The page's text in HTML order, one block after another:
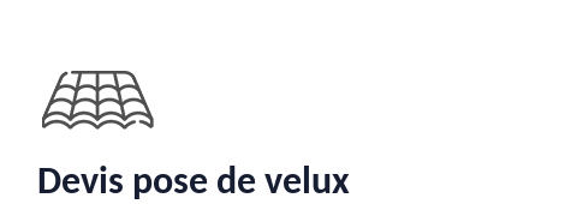
Devis pose de velux